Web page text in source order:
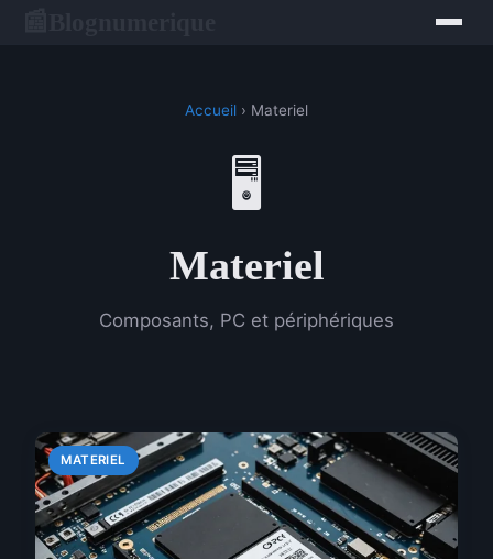
Accueil › Materiel
🖥️
Materiel
Composants, PC et périphériques
MATERIEL